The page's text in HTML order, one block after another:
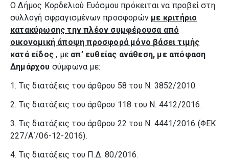
Ο Δήμος Κορδελιού Ευόσμου πρόκειται να προβεί στη
συλλογή σφραγισμένων προσφορών με κριτήριο
κατακύρωσης την πλέον συμφέρουσα από
οικονομική άποψη προσφορά μόνο βάσει τιμής
κατά είδος, με απ’ ευθείας ανάθεση, με απόφαση
Δημάρχου σύμφωνα με:
1. Τις διατάξεις του άρθρου 58 του Ν. 3852/2010.
2. Τις διατάξεις του άρθρου 118 του Ν. 4412/2016.
3. Τις διατάξεις του άρθρου 22 του Ν. 4441/2016 (ΦΕΚ
227/Α΄/06-12-2016).
4. Τις διατάξεις του Π.Δ. 80/2016.